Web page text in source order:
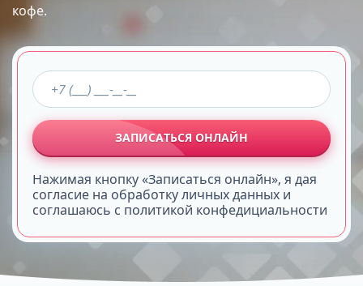
кофе.
ЗАПИСАТЬСЯ ОНЛАЙН
Нажимая кнопку «Записаться онлайн», я дая
согласие на обработку личных данных и
соглашаюсь с политикой конфедициальности